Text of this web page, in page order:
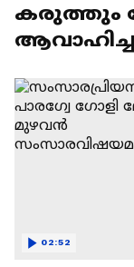
കരുത്തും
02:52